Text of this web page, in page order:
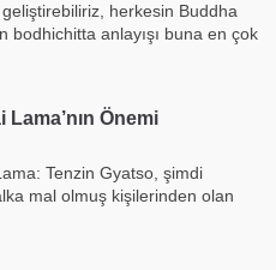
herkesin Buddha
bodhichitta anlayışı buna en çok
Önemi
Tenzin Gyatso, şimdi
mal olmuş kişilerinden olan